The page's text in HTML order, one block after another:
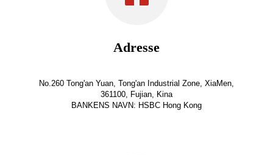
Adresse
No.260 Tong'an Yuan, Tong'an Industrial Zone, XiaMen,
361100, Fujian, Kina
BANKENS NAVN: HSBC Hong Kong